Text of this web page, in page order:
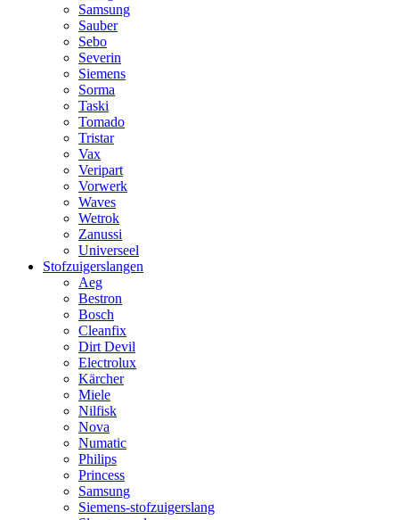
Samsung
Sauber
Sebo
Severin
Siemens
Sorma
Taski
Tomado
Tristar
Vax
Veripart
Vorwerk
Waves
Wetrok
Zanussi
Universeel
Stofzuigerslangen
Aeg
Bestron
Bosch
Cleanfix
Dirt Devil
Electrolux
Kärcher
Miele
Nilfisk
Nova
Numatic
Philips
Princess
Samsung
Siemens-stofzuigerslang